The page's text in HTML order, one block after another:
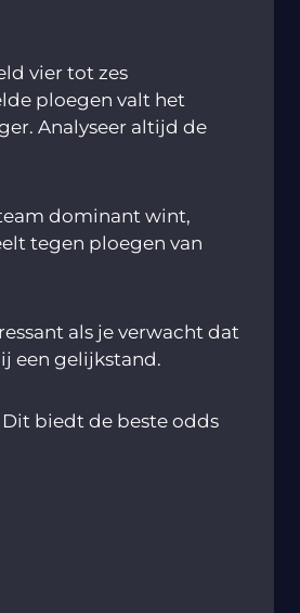
vier tot zes
ploegen valt het
Analyseer altijd de
dominant wint,
tegen ploegen van
als je verwacht dat
een gelijkstand.
biedt de beste odds